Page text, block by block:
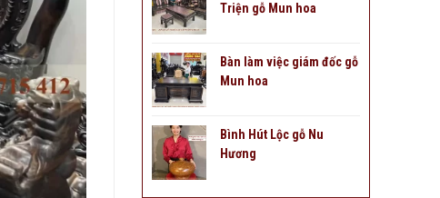
Triện gỗ Mun hoa
Bàn làm việc giám đốc gỗ
Mun hoa
Bình Hút Lộc gỗ Nu
Hương